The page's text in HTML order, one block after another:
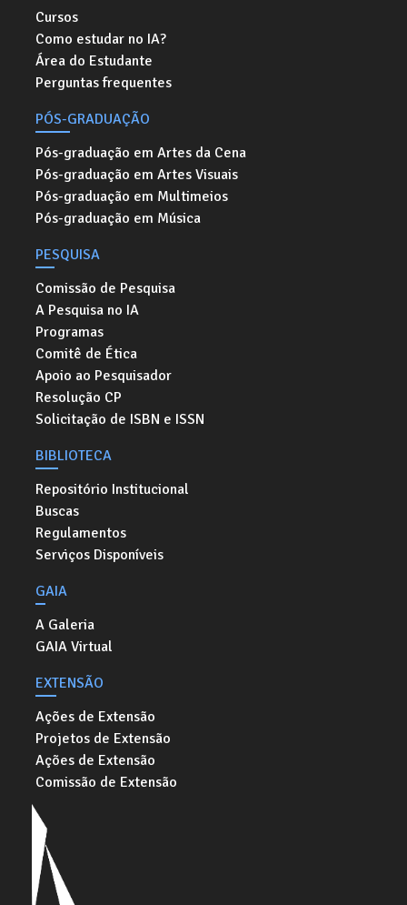
Cursos
Como estudar no IA?
Área do Estudante
Perguntas frequentes
PÓS-GRADUAÇÃO
Pós-graduação em Artes da Cena
Pós-graduação em Artes Visuais
Pós-graduação em Multimeios
Pós-graduação em Música
PESQUISA
Comissão de Pesquisa
A Pesquisa no IA
Programas
Comitê de Ética
Apoio ao Pesquisador
Resolução CP
Solicitação de ISBN e ISSN
BIBLIOTECA
Repositório Institucional
Buscas
Regulamentos
Serviços Disponíveis
GAIA
A Galeria
GAIA Virtual
EXTENSÃO
Ações de Extensão
Projetos de Extensão
Ações de Extensão
Comissão de Extensão